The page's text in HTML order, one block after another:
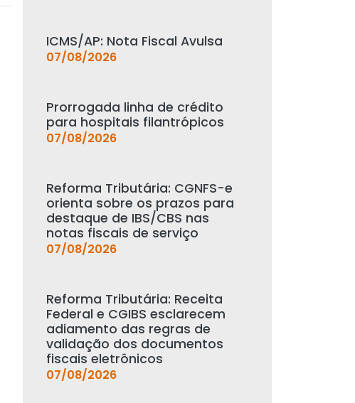
ICMS/AP: Nota Fiscal Avulsa
07/08/2026
Prorrogada linha de crédito
para hospitais filantrópicos
07/08/2026
Reforma Tributária: CGNFS-e
orienta sobre os prazos para
destaque de IBS/CBS nas
notas fiscais de serviço
07/08/2026
Reforma Tributária: Receita
Federal e CGIBS esclarecem
adiamento das regras de
validação dos documentos
fiscais eletrônicos
07/08/2026